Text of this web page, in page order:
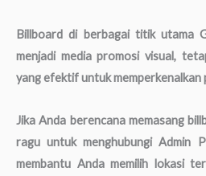
Billboard di berbagai titik utama
menjadi media promosi visual,
yang efektif untuk memperkenalkan
Jika Anda berencana memasang
ragu untuk menghubungi Admin
membantu Anda memilih lokasi